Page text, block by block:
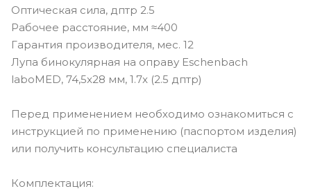
Оптическая сила, дптр 2.5
Рабочее расстояние, мм ≈400
Гарантия производителя, мес. 12
Лупа бинокулярная на оправу Eschenbach
laboMED, 74,5x28 мм, 1.7x (2.5 дптр)
Перед применением необходимо ознакомиться с
инструкцией по применению (паспортом изделия)
или получить консультацию специалиста
Комплектация: